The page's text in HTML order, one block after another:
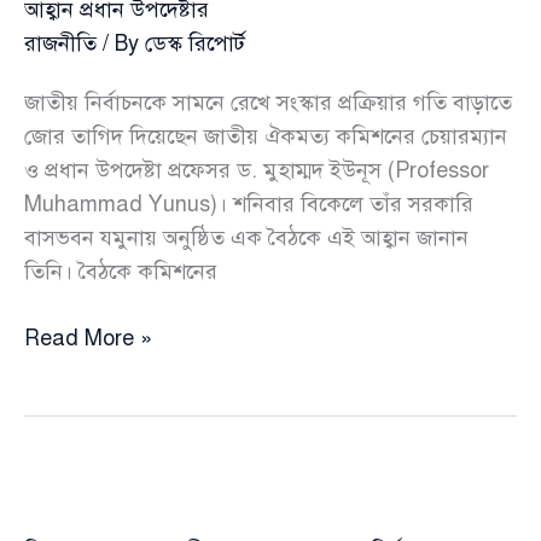
আহ্বান প্রধান উপদেষ্টার
রাজনীতি/ By ডেস্ক রিপোর্ট
জাতীয় নির্বাচনকে সামনে রেখে সংস্কার প্রক্রিয়ার গতি বাড়াতে
জোর তাগিদ দিয়েছেন জাতীয় ঐকমত্য কমিশনের চেয়ারম্যান
ও প্রধান উপদেষ্টা প্রফেসর ড. মুহাম্মদ ইউনূস (Professor
Muhammad Yunus)। শনিবার বিকেলে তাঁর সরকারি
বাসভবন যমুনায় অনুষ্ঠিত এক বৈঠকে এই আহ্বান জানান
তিনি। বৈঠকে কমিশনের
ডিসেম্বরের
Read More »